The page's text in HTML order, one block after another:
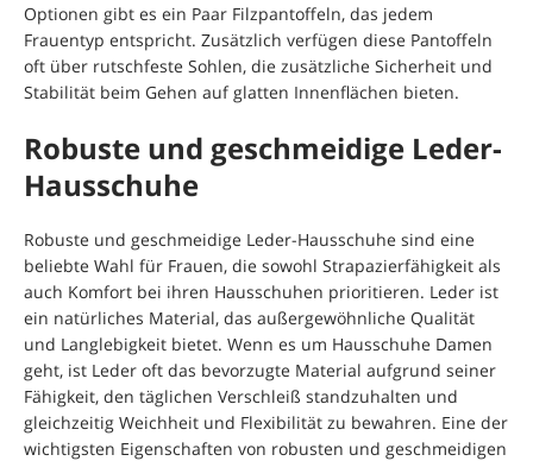
Optionen gibt es ein Paar Filzpantoffeln, das jedem
Frauentyp entspricht. Zusätzlich verfügen diese Pantoffeln
oft über rutschfeste Sohlen, die zusätzliche Sicherheit und
Stabilität beim Gehen auf glatten Innenflächen bieten.
Robuste und geschmeidige Leder-
Hausschuhe
Robuste und geschmeidige Leder-Hausschuhe sind eine
beliebte Wahl für Frauen, die sowohl Strapazierfähigkeit als
auch Komfort bei ihren Hausschuhen prioritieren. Leder ist
ein natürliches Material, das außergewöhnliche Qualität
und Langlebigkeit bietet. Wenn es um Hausschuhe Damen
geht, ist Leder oft das bevorzugte Material aufgrund seiner
Fähigkeit, den täglichen Verschleiß standzuhalten und
gleichzeitig Weichheit und Flexibilität zu bewahren. Eine der
wichtigsten Eigenschaften von robusten und geschmeidigen